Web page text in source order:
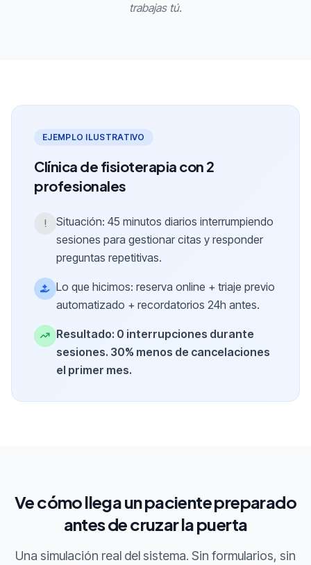
trabajas tú.
EJEMPLO ILUSTRATIVO
Clínica de fisioterapia con 2
profesionales
Situación: 45 minutos diarios interrumpiendo
sesiones para gestionar citas y responder
preguntas repetitivas.
Lo que hicimos: reserva online + triaje previo
automatizado + recordatorios 24h antes.
Resultado: 0 interrupciones durante
sesiones. 30% menos de cancelaciones
el primer mes.
Ve cómo llega un paciente preparado
antes de cruzar la puerta
Una simulación real del sistema. Sin formularios, sin